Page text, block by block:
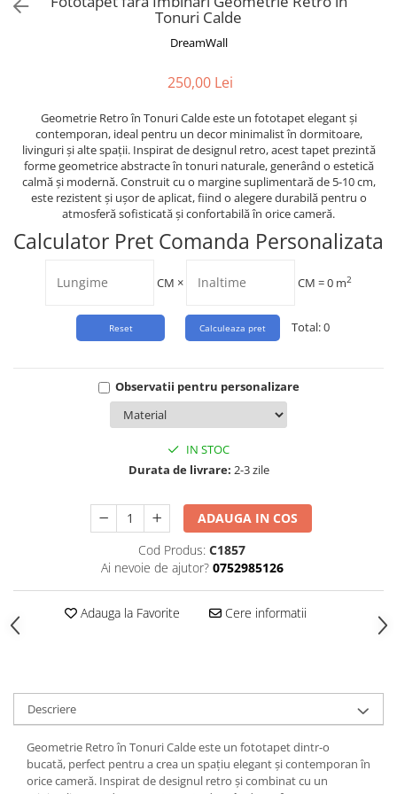
Tonuri Calde
DreamWall
250,00 Lei
Geometrie Retro în Tonuri Calde este un fototapet elegant și
contemporan, ideal pentru un decor minimalist în dormitoare,
livinguri și alte spații. Inspirat de designul retro, acest tapet prezintă
forme geometrice abstracte în tonuri naturale, generând o estetică
calmă și modernă. Construit cu o margine suplimentară de 5-10 cm,
este rezistent și ușor de aplicat, fiind o alegere durabilă pentru o
atmosferă sofisticată și confortabilă în orice cameră.
Calculator Pret Comanda Personalizata
CM × CM =0 m2
Total:0
Observatii pentru personalizare
IN STOC
Durata de livrare: 2-3 zile
ADAUGA IN COS
Cod Produs: C1857
Ai nevoie de ajutor? 0752985126
Adauga la Favorite Cere informatii
Descriere
Geometrie Retro în Tonuri Calde este un fototapet dintr-o
bucată, perfect pentru a crea un spațiu elegant și contemporan în
orice cameră. Inspirat de designul retro și combinat cu un